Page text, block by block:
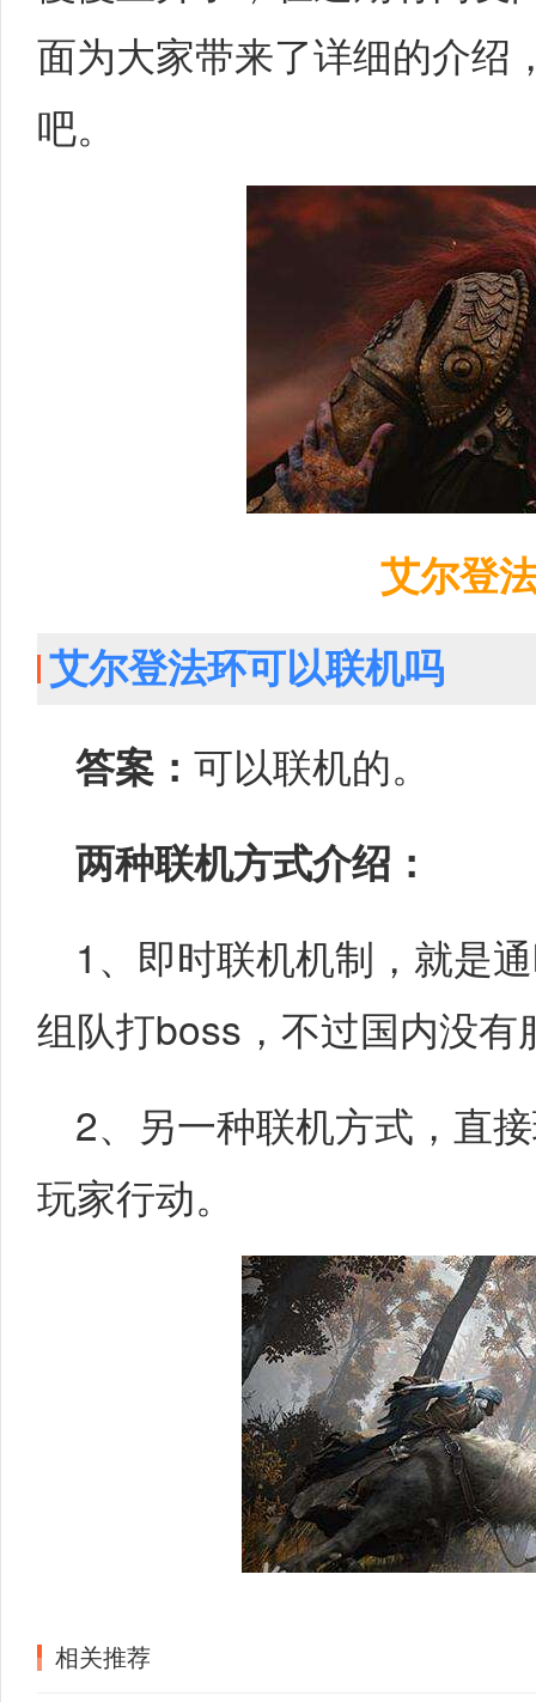
面为大家带来了详细的介绍
吧。
艾尔登
艾尔登法环可以联机吗
答案： 可以联机的。
两种联机方式介绍：
1、即时联机机制，就是
组队打boss，不过国内没
2、另一种联机方式，直
玩家行动。
相关推荐